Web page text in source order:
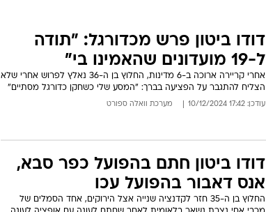
דודו ביטון פרש מכדורגל: "תודה
ל-19 מועדונים שהאמינו בי"
אחרי קריירה ארוכה ב-6 מדינות, החלוץ בן ה-36 נאלץ לפרוש אחרי שלא
הצליח להתגבר על הפציעה בברך: "המסע שלי כשחקן כדורגל מסתיים"
עודכן: 17:42 10/12/2024 מערכת וואלה ספורט
דודו ביטון חתם בהפועל כפר סבא,
אנס דאבור בהפועל עכו
החלוץ בן ה-35 חזר לקדנציה שנייה אצל הירוקים, אחד הסמלים של